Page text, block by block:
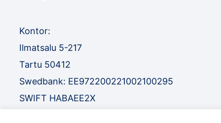
Kontor:
Ilmatsalu 5-217
Tartu 50412
Swedbank: EE972200221002100295
SWIFT HABAEE2X